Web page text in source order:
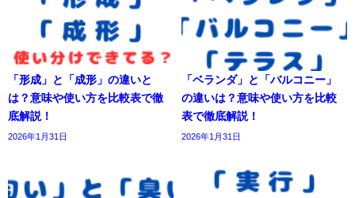
「形成」と「成形」の違いと
は？意味や使い方を比較表で徹
底解説！
2026年1月31日
「ベランダ」と「バルコニー」
の違いは？意味や使い方を比較
表で徹底解説！
2026年1月31日